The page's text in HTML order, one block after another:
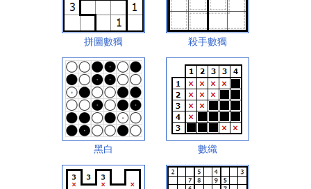
拼圖數獨 殺手數獨
黑白 數織